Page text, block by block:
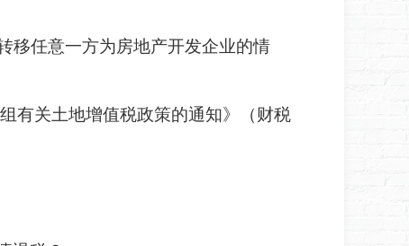
任意一方为房地产开发企业的情
有关土地增值税政策的通知》（财税